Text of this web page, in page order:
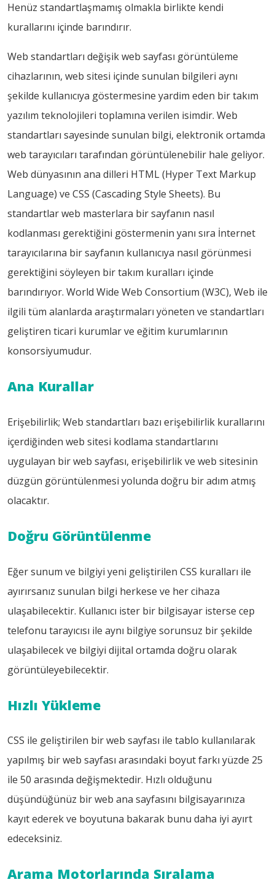
Henüz standartlaşmamış olmakla birlikte kendi
kurallarını içinde barındırır.
Web standartları değişik web sayfası görüntüleme
cihazlarının, web sitesi içinde sunulan bilgileri aynı
şekilde kullanıcıya göstermesine yardim eden bir takım
yazılım teknolojileri toplamına verilen isimdir. Web
standartları sayesinde sunulan bilgi, elektronik ortamda
web tarayıcıları tarafından görüntülenebilir hale geliyor.
Web dünyasının ana dilleri HTML (Hyper Text Markup
Language) ve CSS (Cascading Style Sheets). Bu
standartlar web masterlara bir sayfanın nasıl
kodlanması gerektiğini göstermenin yanı sıra İnternet
tarayıcılarına bir sayfanın kullanıcıya nasıl görünmesi
gerektiğini söyleyen bir takım kuralları içinde
barındırıyor. World Wide Web Consortium (W3C), Web ile
ilgili tüm alanlarda araştırmaları yöneten ve standartları
geliştiren ticari kurumlar ve eğitim kurumlarının
konsorsiyumudur.
Ana Kurallar
Erişebilirlik; Web standartları bazı erişebilirlik kurallarını
içerdiğinden web sitesi kodlama standartlarını
uygulayan bir web sayfası, erişebilirlik ve web sitesinin
düzgün görüntülenmesi yolunda doğru bir adım atmış
olacaktır.
Doğru Görüntülenme
Eğer sunum ve bilgiyi yeni geliştirilen CSS kuralları ile
ayırırsanız sunulan bilgi herkese ve her cihaza
ulaşabilecektir. Kullanıcı ister bir bilgisayar isterse cep
telefonu tarayıcısı ile aynı bilgiye sorunsuz bir şekilde
ulaşabilecek ve bilgiyi dijital ortamda doğru olarak
görüntüleyebilecektir.
Hızlı Yükleme
CSS ile geliştirilen bir web sayfası ile tablo kullanılarak
yapılmış bir web sayfası arasındaki boyut farkı yüzde 25
ile 50 arasında değişmektedir. Hızlı olduğunu
düşündüğünüz bir web ana sayfasını bilgisayarınıza
kayıt ederek ve boyutuna bakarak bunu daha iyi ayırt
edeceksiniz.
Arama Motorlarında Sıralama